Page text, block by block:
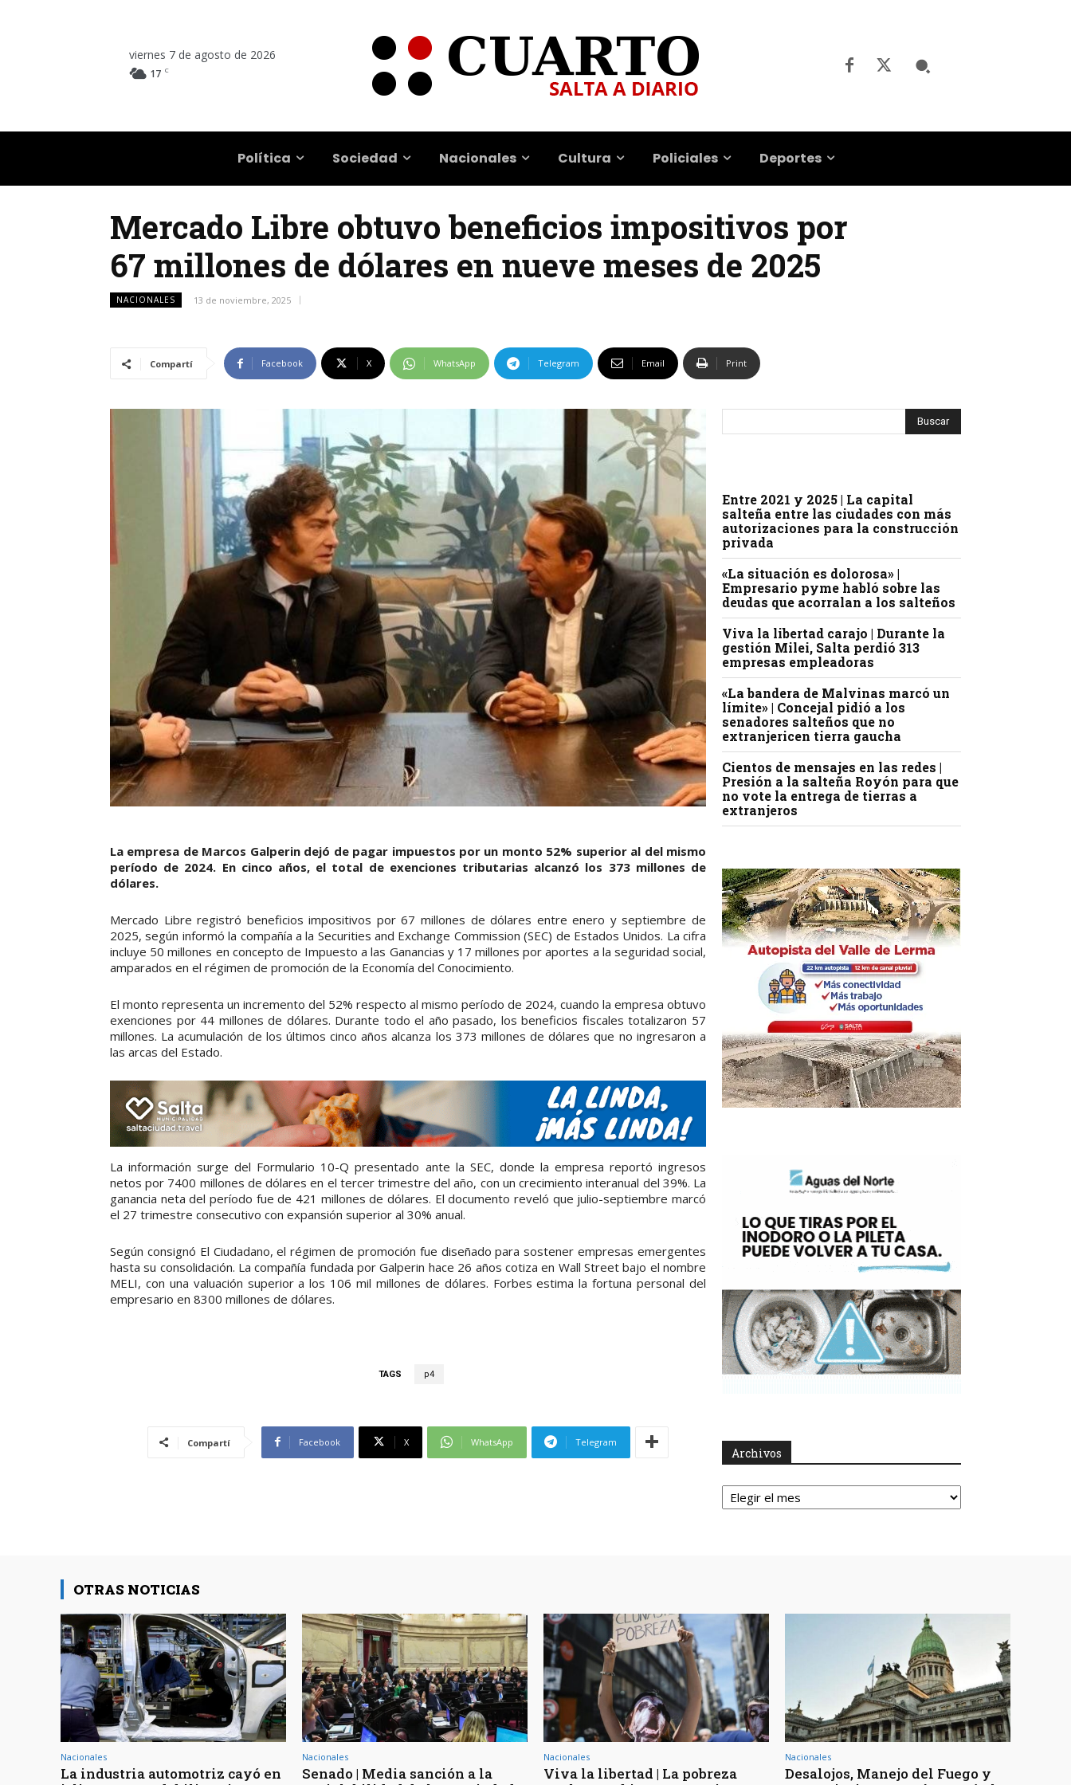
viernes 7 de agosto de 2026
17 C
Política Sociedad Nacionales Cultura Policiales Deportes
Mercado Libre obtuvo beneficios impositivos por
67 millones de dólares en nueve meses de 2025
NACIONALES 13 de noviembre, 2025
Compartí Facebook X WhatsApp Telegram Email Print
La empresa de Marcos Galperin dejó de pagar impuestos por un monto 52% superior al del mismo
período de 2024. En cinco años, el total de exenciones tributarias alcanzó los 373 millones de
dólares.
Mercado Libre registró beneficios impositivos por 67 millones de dólares entre enero y septiembre de
2025, según informó la compañía a la Securities and Exchange Commission (SEC) de Estados Unidos. La cifra
incluye 50 millones en concepto de Impuesto a las Ganancias y 17 millones por aportes a la seguridad social,
amparados en el régimen de promoción de la Economía del Conocimiento.
El monto representa un incremento del 52% respecto al mismo período de 2024, cuando la empresa obtuvo
exenciones por 44 millones de dólares. Durante todo el año pasado, los beneficios fiscales totalizaron 57
millones. La acumulación de los últimos cinco años alcanza los 373 millones de dólares que no ingresaron a
las arcas del Estado.
La información surge del Formulario 10-Q presentado ante la SEC, donde la empresa reportó ingresos
netos por 7400 millones de dólares en el tercer trimestre del año, con un crecimiento interanual del 39%. La
ganancia neta del período fue de 421 millones de dólares. El documento reveló que julio-septiembre marcó
el 27 trimestre consecutivo con expansión superior al 30% anual.
Según consignó El Ciudadano, el régimen de promoción fue diseñado para sostener empresas emergentes
hasta su consolidación. La compañía fundada por Galperin hace 26 años cotiza en Wall Street bajo el nombre
MELI, con una valuación superior a los 106 mil millones de dólares. Forbes estima la fortuna personal del
empresario en 8300 millones de dólares.
TAGS p4
Compartí Facebook X WhatsApp Telegram
Entre 2021 y 2025 | La capital
salteña entre las ciudades con más
autorizaciones para la construcción
privada
«La situación es dolorosa» |
Empresario pyme habló sobre las
deudas que acorralan a los salteños
Viva la libertad carajo | Durante la
gestión Milei, Salta perdió 313
empresas empleadoras
«La bandera de Malvinas marcó un
límite» | Concejal pidió a los
senadores salteños que no
extranjericen tierra gaucha
Cientos de mensajes en las redes |
Presión a la salteña Royón para que
no vote la entrega de tierras a
extranjeros
Archivos
Archivos
OTRAS NOTICIAS
Nacionales
La industria automotriz cayó en
Nacionales
Senado | Media sanción a la
Nacionales
Viva la libertad | La pobreza
Nacionales
Desalojos, Manejo del Fuego y